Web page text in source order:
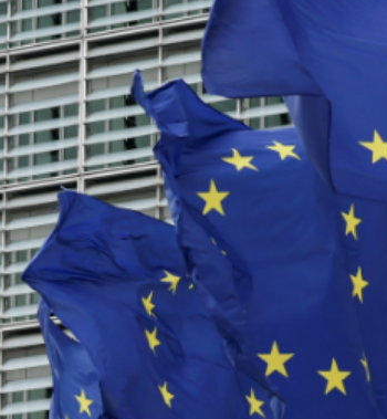
維持高位 航空公司盈利或面臨下調風險
石 冀把握「金融＋」機遇
施毫無依據
方禁止其入境